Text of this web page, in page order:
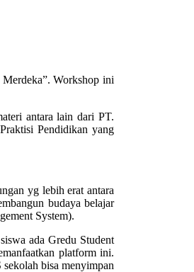
Workshop ini
antara lain dari PT.
Pendidikan yang
yg lebih erat antara
budaya belajar
System).
ada Gredu Student
platform ini.
bisa menyimpan